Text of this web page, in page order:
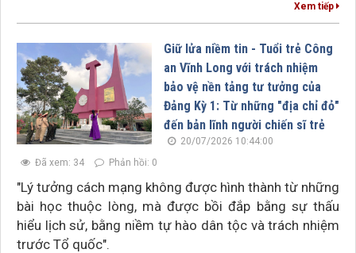
Xem tiếp
Giữ lửa niềm tin - Tuổi trẻ Công
an Vĩnh Long với trách nhiệm
bảo vệ nền tảng tư tưởng của
Đảng Kỳ 1: Từ những "địa chỉ đỏ"
đến bản lĩnh người chiến sĩ trẻ
20/07/2026 10:44:00
Đã xem: 34
Phản hồi: 0
"Lý tưởng cách mạng không được hình thành từ những
bài học thuộc lòng, mà được bồi đắp bằng sự thấu
hiểu lịch sử, bằng niềm tự hào dân tộc và trách nhiệm
trước Tổ quốc".